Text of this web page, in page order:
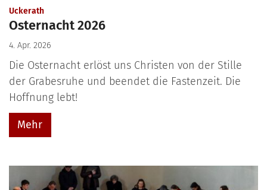
Uckerath:
Osternacht 2026
4. Apr. 2026
Die Osternacht erlöst uns Christen von der Stille
der Grabesruhe und beendet die Fastenzeit. Die
Hoffnung lebt!
Mehr